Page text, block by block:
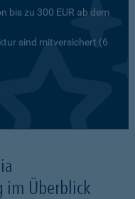
bis zu 300 EUR ab dem
sind mitversichert (6
im Überblick